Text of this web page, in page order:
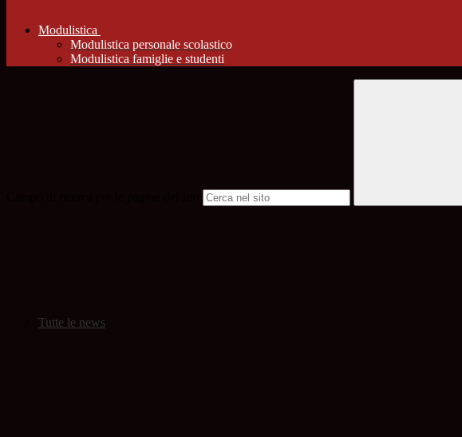
Modulistica
Modulistica personale scolastico
Modulistica famiglie e studenti
Tutte le news